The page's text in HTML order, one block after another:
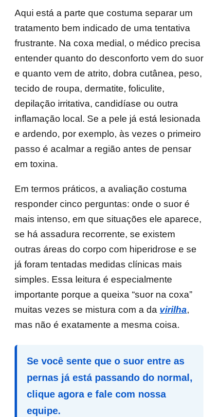
Aqui está a parte que costuma separar um
tratamento bem indicado de uma tentativa
frustrante. Na coxa medial, o médico precisa
entender quanto do desconforto vem do suor
e quanto vem de atrito, dobra cutânea, peso,
tecido de roupa, dermatite, foliculite,
depilação irritativa, candidíase ou outra
inflamação local. Se a pele já está lesionada
e ardendo, por exemplo, às vezes o primeiro
passo é acalmar a região antes de pensar
em toxina.
Em termos práticos, a avaliação costuma
responder cinco perguntas: onde o suor é
mais intenso, em que situações ele aparece,
se há assadura recorrente, se existem
outras áreas do corpo com hiperidrose e se
já foram tentadas medidas clínicas mais
simples. Essa leitura é especialmente
importante porque a queixa “suor na coxa”
muitas vezes se mistura com a da virilha,
mas não é exatamente a mesma coisa.
Se você sente que o suor entre as
pernas já está passando do normal,
clique agora e fale com nossa
equipe.